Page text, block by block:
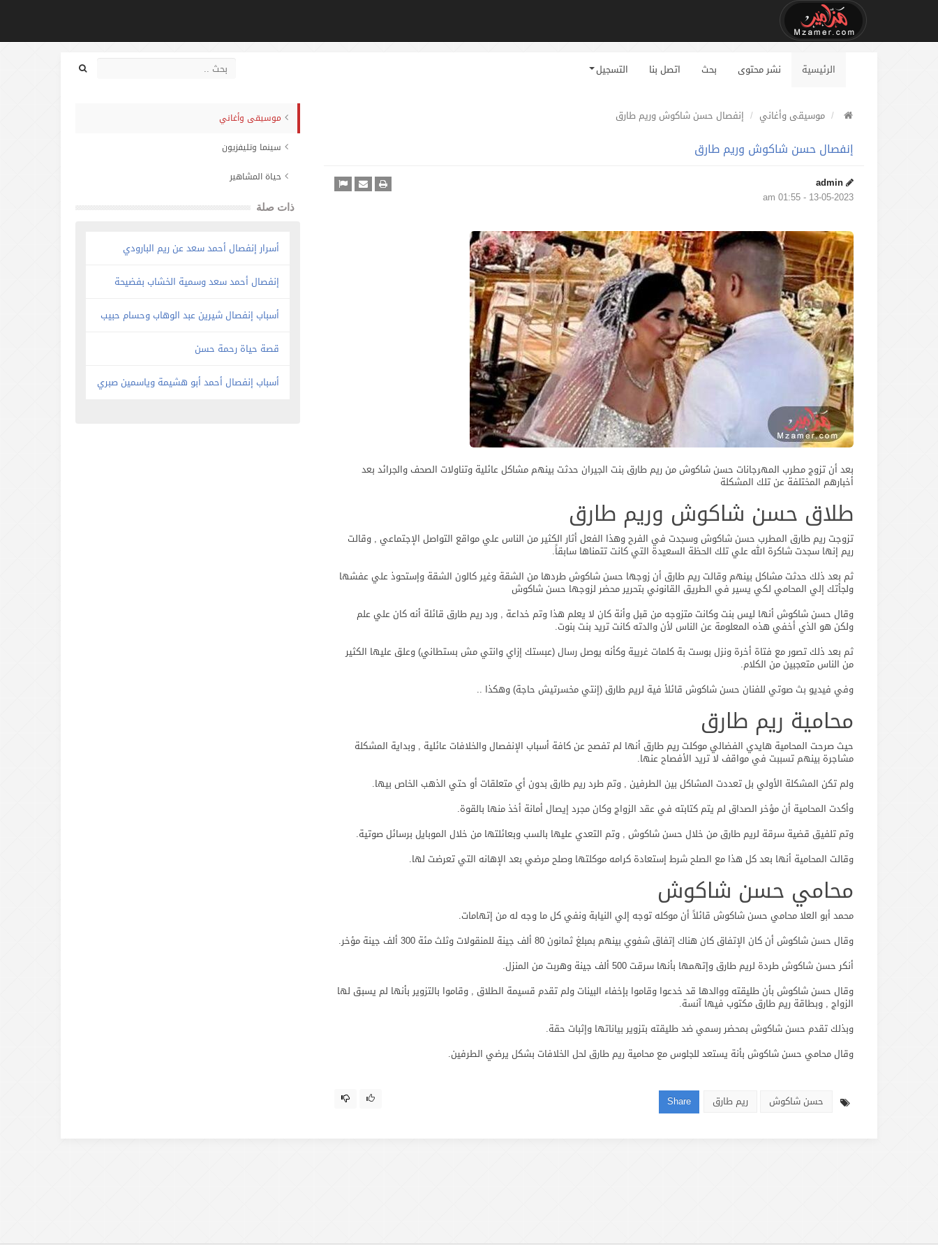
الرئيسية نشر محتوى بحث اتصل بنا التسجيل
موسيقى وأغاني إنفصال حسن شاكوش وريم طارق
إنفصال حسن شاكوش وريم طارق
admin
13-05-2023 - 01:55 am
بعد أن تزوج مطرب المهرجانات حسن شاكوش من ريم طارق بنت الجيران حدثت بينهم مشاكل عائلية وتناولات الصحف والجرائد بعد
أخبارهم المختلفة عن تلك المشكلة
طلاق حسن شاكوش وريم طارق
تزوجت ريم طارق المطرب حسن شاكوش وسجدت في الفرح وهذا الفعل أثار الكثير من الناس علي مواقع التواصل الإجتماعي , وقالت
ريم إنها سجدت شاكرة الله علي تلك الحظة السعيدة التي كانت تتمناها سابقاً.
ثم بعد ذلك حدثت مشاكل بينهم وقالت ريم طارق أن زوجها حسن شاكوش طردها من الشقة وغير كالون الشقة وإستحوذ علي عفشها
ولجأتك إلي المحامي لكي يسير في الطريق القانوني بتحرير محضر لزوجها حسن شاكوش
وقال حسن شاكوش أنها ليس بنت وكانت متزوجه من قبل وأنة كان لا يعلم هذا وتم خداعة , ورد ريم طارق قائلة أنه كان علي علم
ولكن هو الذي أخفي هذه المعلومة عن الناس لأن والدته كانت تريد بنت بنوت.
ثم بعد ذلك تصور مع فتاة أخرة ونزل بوست بة كلمات غريبة وكأنه يوصل رسال (عبستك إزاي وانتي مش بستطاني) وعلق عليها الكثير
من الناس متعجبين من الكلام.
وفي فيديو بث صوتي للفنان حسن شاكوش قائلأ فية لريم طارق (إنتي مخسرتيش حاجة) وهكذا ..
محامية ريم طارق
حيث صرحت المحامية هايدي الفضالي موكلت ريم طارق أنها لم تفصح عن كافة أسباب الإنفصال والخلافات عائلية , وبداية المشكلة
مشاجرة بينهم تسببت في مواقف لا تريد الأفصاح عنها.
ولم تكن المشكلة الأولي بل تعددت المشاكل بين الطرفين , وتم طرد ريم طارق بدون أي متعلقات أو حتي الذهب الخاص بيها.
وأكدت المحامية أن مؤخر الصداق لم يتم كتابته في عقد الزواج وكان مجرد إيصال أمانة أخذ منها بالقوة.
وتم تلفيق قضية سرقة لريم طارق من خلال حسن شاكوش , وتم التعدي عليها بالسب وبعائلتها من خلال الموبايل برسائل صوتية.
وقالت المحامية أنها بعد كل هذا مع الصلح شرط إستعادة كرامه موكلتها وصلح مرضي بعد الإهانه التي تعرضت لها.
محامي حسن شاكوش
محمد أبو العلا محامي حسن شاكوش قائلاً أن موكله توجه إلي النيابة ونفي كل ما وجه له من إتهامات.
وقال حسن شاكوش أن كان الإتفاق كان هناك إتفاق شفوي بينهم بمبلغ ثمانون 80 ألف جينة للمنقولات وثلث مئة 300 ألف جينة مؤخر.
أنكر حسن شاكوش طردة لريم طارق وإتهمها بأنها سرقت 500 ألف جينة وهربت من المنزل.
وقال حسن شاكوش بأن طليقته ووالدها قد خدعوا وقاموا بإخفاء البينات ولم تقدم قسيمة الطلاق , وقاموا بالتزوير بأنها لم يسبق لها
الزواج , وبطاقة ريم طارق مكتوب فيها آنسة.
وبذلك تقدم حسن شاكوش بمحضر رسمي ضد طليقته بتزوير بياناتها وإثبات حقة.
وقال محامي حسن شاكوش بأنة يستعد للجلوس مع محامية ريم طارق لحل الخلافات بشكل يرضي الطرفين.
حسن شاكوش ريم طارق Share
موسيقى وأغاني
سينما وتليفزيون
حياة المشاهير
ذات صلة
أسرار إنفصال أحمد سعد عن ريم البارودي
إنفصال أحمد سعد وسمية الخشاب بفضيحة
أسباب إنفصال شيرين عبد الوهاب وحسام حبيب
قصة حياة رحمة حسن
أسباب إنفصال أحمد أبو هشيمة وياسمين صبري